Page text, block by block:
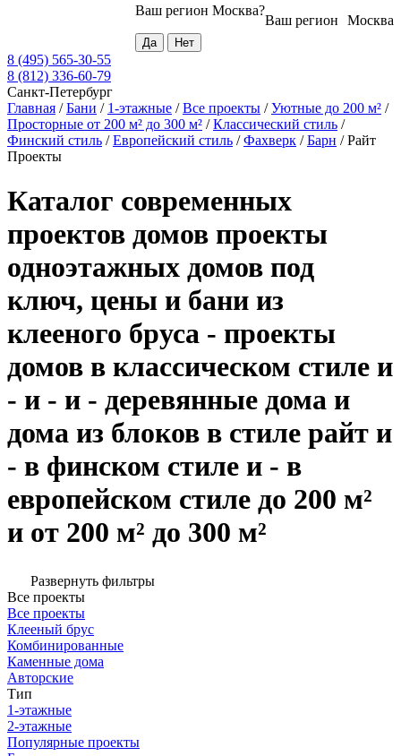
Москва
Ваш регион
Ваш регион Москва?
8 (495) 565-30-55
8 (812) 336-60-79
Санкт-Петербург
Главная /Бани / 1-этажные /Все проекты /Уютные до 200 м² /
Просторные от 200 м² до 300 м² /Классический стиль /
Финский стиль /Европейский стиль /Фахверк /Барн /Райт
Проекты
Каталог современных
проектов домов проекты
одноэтажных домов под
ключ, цены и бани из
клееного бруса - проекты
домов в классическом стиле и
- и - и - деревянные дома и
дома из блоков в стиле райт и
- в финском стиле и - в
европейском стиле до 200 м²
и от 200 м² до 300 м²
Развернуть фильтры
Все проекты
Все проекты
Клееный брус
Комбинированные
Каменные дома
Авторские
Тип
1-этажные
2-этажные
Популярные проекты